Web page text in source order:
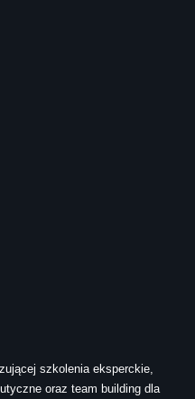
szkolenia eksperckie,
oraz team building dla